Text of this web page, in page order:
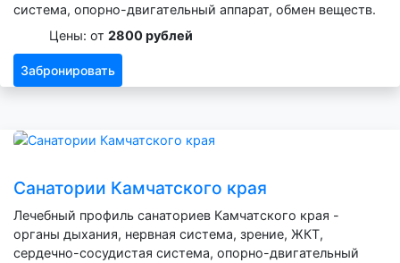
система, опорно-двигательный аппарат, обмен веществ.
Цены: от 2800 рублей
Забронировать
Санатории Камчатского края
Лечебный профиль санаториев Камчатского края -
органы дыхания, нервная система, зрение, ЖКТ,
сердечно-сосудистая система, опорно-двигательный